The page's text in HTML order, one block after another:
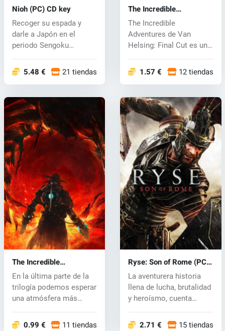
Nioh (PC) CD key
Recoger su espada y
darle a Japón en el
periodo Sengoku
5.48 € 21 tiendas
The Incredible
Adventures of Van
Helsing: Final Cut (PC)
CD key
The Incredible
Adventures de Van
Helsing: Final Cut es una
1.57 € 12 tiendas
The Incredible
Adventures of Van
Helsing 3 (PC) CD key
En la última parte de la
trilogía podemos esperar
una atmósfera más
0.99 € 11 tiendas
Ryse: Son of Rome (PC)
CD key
La aventurera historia
llena de lucha, brutalidad
y heroísmo, cuenta
2.71 € 15 tiendas